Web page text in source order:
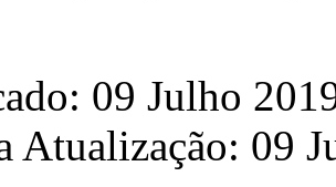
09 Julho
Atualização: 09